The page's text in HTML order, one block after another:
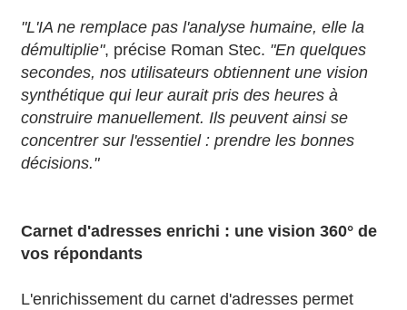
"L'IA ne remplace pas l'analyse humaine, elle la
démultiplie", précise Roman Stec. "En quelques
secondes, nos utilisateurs obtiennent une vision
synthétique qui leur aurait pris des heures à
construire manuellement. Ils peuvent ainsi se
concentrer sur l'essentiel : prendre les bonnes
décisions."
Carnet d'adresses enrichi : une vision 360° de
vos répondants
L'enrichissement du carnet d'adresses permet